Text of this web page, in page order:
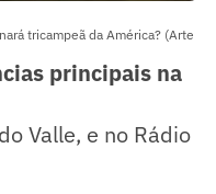
tricampeã da América? (Arte
principais na
Valle, e no Rádio